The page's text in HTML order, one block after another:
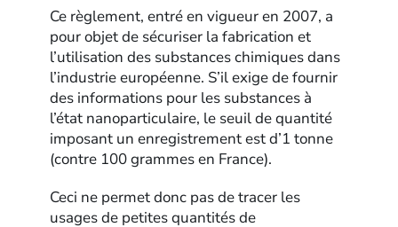
Ce règlement, entré en vigueur en 2007, a
pour objet de sécuriser la fabrication et
l’utilisation des substances chimiques dans
l’industrie européenne. S’il exige de fournir
des informations pour les substances à
l’état nanoparticulaire, le seuil de quantité
imposant un enregistrement est d’1 tonne
(contre 100 grammes en France).
Ceci ne permet donc pas de tracer les
usages de petites quantités de